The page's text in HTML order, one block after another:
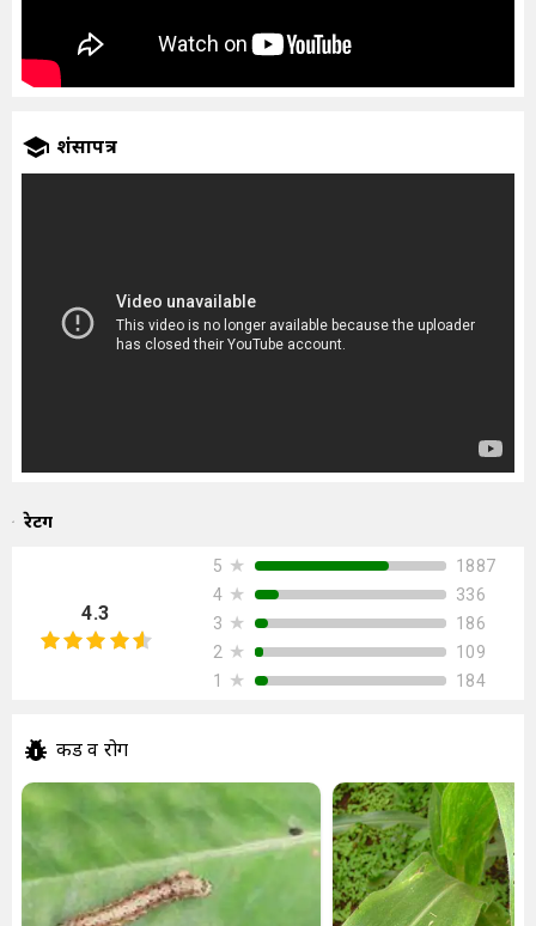
प्रशंसापत्र
रेटिंग
4.3
5 ★
1887
4 ★
336
3 ★
186
2 ★
109
1
★ 184
कीड व रोग